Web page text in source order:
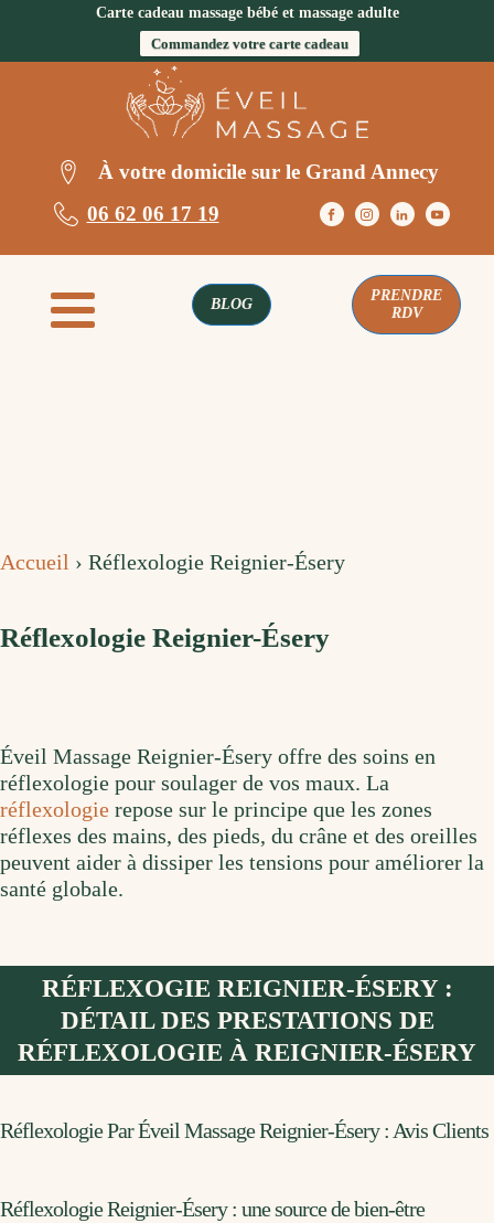
Carte cadeau massage bébé et massage adulte
Commandez votre carte cadeau
À votre domicile sur le Grand Annecy
06 62 06 17 19
BLOG
PRENDRE
RDV
Accueil › Réflexologie Reignier-Ésery
Réflexologie Reignier-Ésery
Éveil Massage Reignier-Ésery offre des soins en
réflexologie pour soulager de vos maux. La
réflexologie repose sur le principe que les zones
réflexes des mains, des pieds, du crâne et des oreilles
peuvent aider à dissiper les tensions pour améliorer la
santé globale.
RÉFLEXOGIE REIGNIER-ÉSERY :
DÉTAIL DES PRESTATIONS DE
RÉFLEXOLOGIE À REIGNIER-ÉSERY
Réflexologie Par Éveil Massage Reignier-Ésery : Avis Clients
Réflexologie Reignier-Ésery : une source de bien-être